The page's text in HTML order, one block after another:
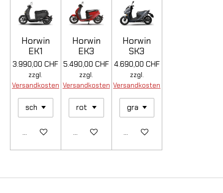
Horwin
EK1
3.990,00 CHF
zzgl.
Versandkosten
Details anzeigen
Horwin
EK3
5.490,00 CHF
zzgl.
Versandkosten
Details anzeigen
Horwin
SK3
4.690,00 CHF
zzgl.
Versandkosten
Details anzeigen